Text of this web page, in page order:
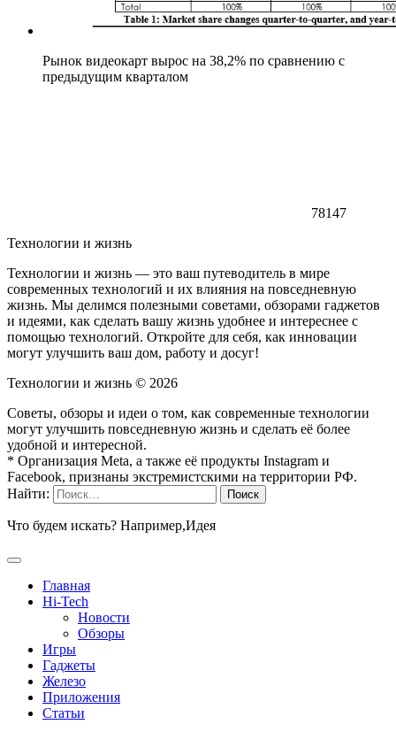
Рынок видеокарт вырос на 38,2% по сравнению с
предыдущим кварталом
78147
Технологии и жизнь
Технологии и жизнь — это ваш путеводитель в мире
современных технологий и их влияния на повседневную
жизнь. Мы делимся полезными советами, обзорами гаджетов
и идеями, как сделать вашу жизнь удобнее и интереснее с
помощью технологий. Откройте для себя, как инновации
могут улучшить ваш дом, работу и досуг!
Технологии и жизнь © 2026
Советы, обзоры и идеи о том, как современные технологии
могут улучшить повседневную жизнь и сделать её более
удобной и интересной.
* Организация Meta, а также её продукты Instagram и
Facebook, признаны экстремистскими на территории РФ.
Найти:
Что будем искать? Например,Идея
Главная
Hi-Tech
Новости
Обзоры
Игры
Гаджеты
Железо
Приложения
Статьи